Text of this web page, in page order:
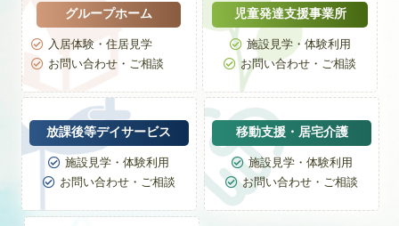
グループホーム
 入居体験・住居見学
 お問い合わせ・ご相談
児童発達支援事業所
 施設見学・体験利用
 お問い合わせ・ご相談
放課後等デイサービス
 施設見学・体験利用
 お問い合わせ・ご相談
移動支援・居宅介護
 施設見学・体験利用
 お問い合わせ・ご相談